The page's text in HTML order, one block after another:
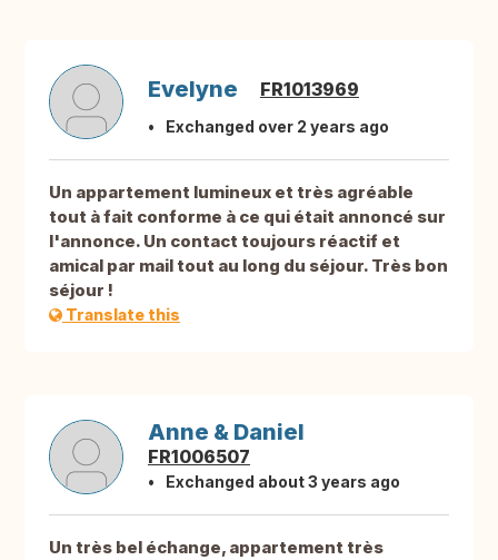
Evelyne FR1013969
Exchanged over 2 years ago
Un appartement lumineux et très agréable
tout à fait conforme à ce qui était annoncé sur
l'annonce. Un contact toujours réactif et
amical par mail tout au long du séjour. Très bon
séjour !
Translate this
Anne & Daniel
FR1006507
Exchanged about 3 years ago
Un très bel échange, appartement très